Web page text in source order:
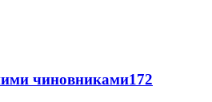
чиновниками172